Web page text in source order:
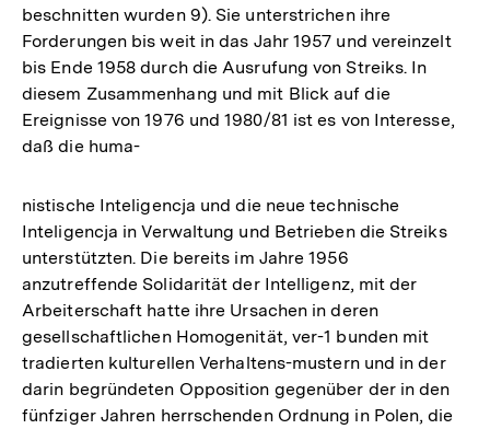
beschnitten wurden 9). Sie unterstrichen ihre
Forderungen bis weit in das Jahr 1957 und vereinzelt
bis Ende 1958 durch die Ausrufung von Streiks. In
diesem Zusammenhang und mit Blick auf die
Ereignisse von 1976 und 1980/81 ist es von Interesse,
daß die huma-
nistische Inteligencja und die neue technische
Inteligencja in Verwaltung und Betrieben die Streiks
unterstützten. Die bereits im Jahre 1956
anzutreffende Solidarität der Intelligenz, mit der
Arbeiterschaft hatte ihre Ursachen in deren
gesellschaftlichen Homogenität, ver-1 bunden mit
tradierten kulturellen Verhaltens-mustern und in der
darin begründeten Opposition gegenüber der in den
fünfziger Jahren herrschenden Ordnung in Polen, die